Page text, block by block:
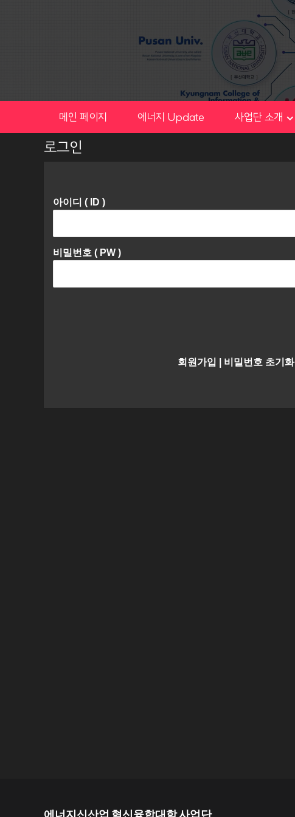
메인 페이지 에너지 Update 사업단 소개
로그인
아이디 ( ID )
비밀번호 ( PW )
회원가입 비밀번호 초기화
에너지신산업 혁신융합대학 사업단